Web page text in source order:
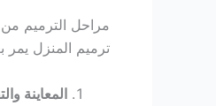
مراحل الترميم من
ترميم المنزل
المعاينة